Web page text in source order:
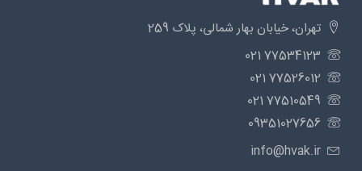
تهران، خیابان بهار شمالی، پلاک 259
77534123 021
77526012 021
77510549 021
09351027656
info@hvak.ir